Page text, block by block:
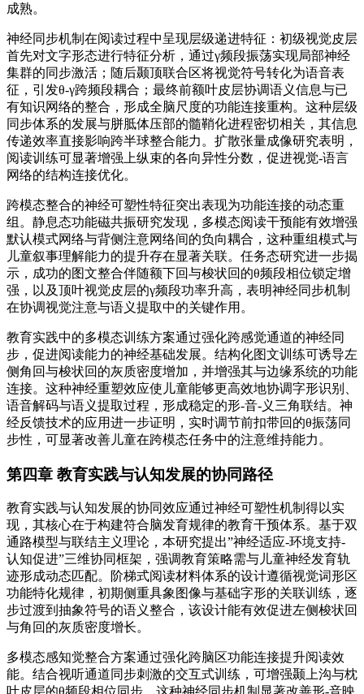
成熟。
神经同步机制在阅读过程中呈现层级递进特征：初级视觉皮层
首先对文字形态进行特征分析，通过γ频段振荡实现局部神经
集群的同步激活；随后颞顶联合区将视觉符号转化为语音表
征，引发θ-γ跨频段耦合；最终前额叶皮层协调语义信息与已
有知识网络的整合，形成全脑尺度的功能连接重构。这种层级
同步体系的发展与胼胝体压部的髓鞘化进程密切相关，其信息
传递效率直接影响跨半球整合能力。扩散张量成像研究表明，
阅读训练可显著增强上纵束的各向异性分数，促进视觉-语言
网络的结构连接优化。
跨模态整合的神经可塑性特征突出表现为功能连接的动态重
组。静息态功能磁共振研究发现，多模态阅读干预能有效增强
默认模式网络与背侧注意网络间的负向耦合，这种重组模式与
儿童叙事理解能力的提升存在显著关联。任务态研究进一步揭
示，成功的图文整合伴随额下回与梭状回的θ频段相位锁定增
强，以及顶叶视觉皮层的γ频段功率升高，表明神经同步机制
在协调视觉注意与语义提取中的关键作用。
教育实践中的多模态训练方案通过强化跨感觉通道的神经同
步，促进阅读能力的神经基础发展。结构化图文训练可诱导左
侧角回与梭状回的灰质密度增加，并增强其与边缘系统的功能
连接。这种神经重塑效应使儿童能够更高效地协调字形识别、
语音解码与语义提取过程，形成稳定的形-音-义三角联结。神
经反馈技术的应用进一步证明，实时调节前扣带回的θ振荡同
步性，可显著改善儿童在跨模态任务中的注意维持能力。
第四章 教育实践与认知发展的协同路径
教育实践与认知发展的协同效应通过神经可塑性机制得以实
现，其核心在于构建符合脑发育规律的教育干预体系。基于双
通路模型与联结主义理论，本研究提出”神经适应-环境支持-
认知促进”三维协同框架，强调教育策略需与儿童神经发育轨
迹形成动态匹配。阶梯式阅读材料体系的设计遵循视觉词形区
功能特化规律，初期侧重具象图像与基础字形的关联训练，逐
步过渡到抽象符号的语义整合，该设计能有效促进左侧梭状回
与角回的灰质密度增长。
多模态感知觉整合方案通过强化跨脑区功能连接提升阅读效
能。结合视听通道同步刺激的交互式训练，可增强颞上沟与枕